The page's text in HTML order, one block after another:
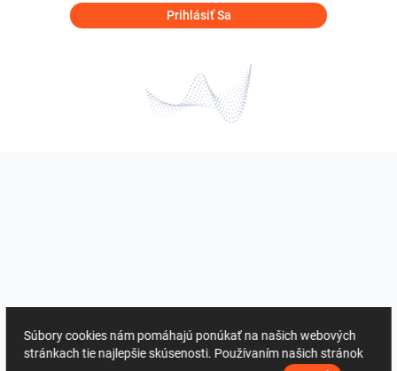
Prihlásiť Sa
Súbory cookies nám pomáhajú ponúkať na našich webových
stránkach tie najlepšie skúsenosti. Používaním našich stránok